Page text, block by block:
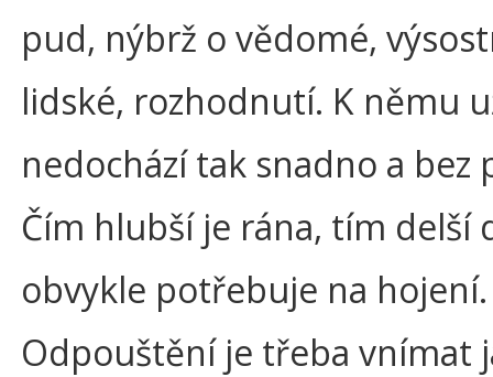
pud, nýbrž o vědomé,
lidské, rozhodnutí. K němu
nedochází tak snadno a bez
Čím hlubší je rána, tím delší
obvykle potřebuje na hojení.
Odpouštění je třeba vnímat